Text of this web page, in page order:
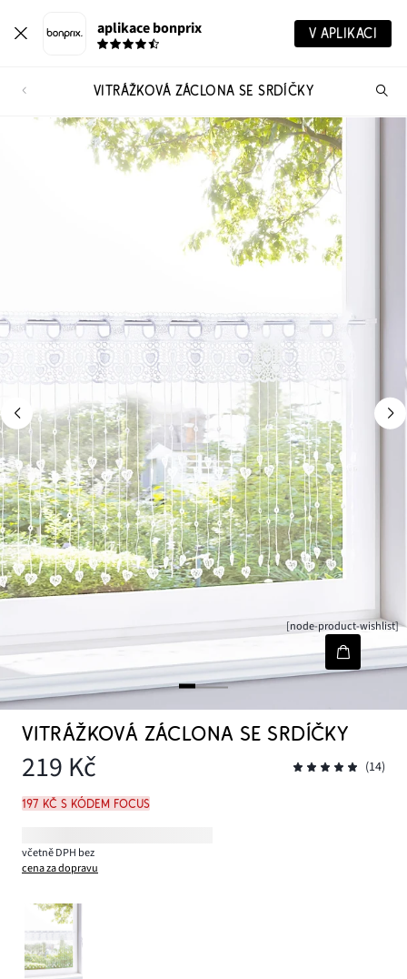
aplikace bonprix V APLIKACI
VITRÁŽKOVÁ ZÁCLONA SE SRDÍČKY
[node-product-wishlist]
VITRÁŽKOVÁ ZÁCLONA SE SRDÍČKY
219 Kč (14)
197 Kč s kódem FOCUS
včetně DPH bez
cena za dopravu